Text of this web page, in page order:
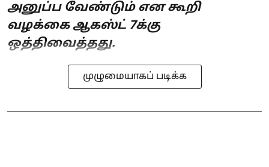
அனுப்ப வேண்டும் என கூறி
வழக்கை ஆகஸ்ட் 7க்கு
ஒத்திவைத்தது.
முழுமையாகப் படிக்க